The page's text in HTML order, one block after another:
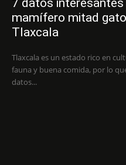
mamífero mitad
Tlaxcala
Tlaxcala es un estado rico en
fauna y buena comida, por lo
datos...